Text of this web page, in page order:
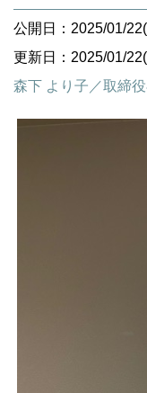
公開日：2025/01/
更新日：2025/01/
森下 より子／取締